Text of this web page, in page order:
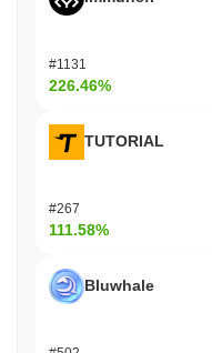
#1131
226.46%
TUTORIAL
#267
111.58%
Bluwhale